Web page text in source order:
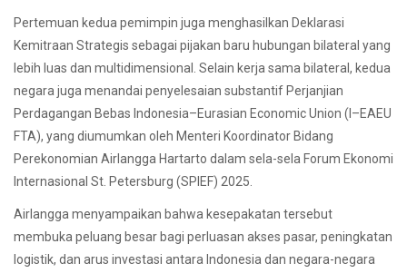
Pertemuan kedua pemimpin juga menghasilkan Deklarasi
Kemitraan Strategis sebagai pijakan baru hubungan bilateral yang
lebih luas dan multidimensional. Selain kerja sama bilateral, kedua
negara juga menandai penyelesaian substantif Perjanjian
Perdagangan Bebas Indonesia–Eurasian Economic Union (I–EAEU
FTA), yang diumumkan oleh Menteri Koordinator Bidang
Perekonomian Airlangga Hartarto dalam sela-sela Forum Ekonomi
Internasional St. Petersburg (SPIEF) 2025.
Airlangga menyampaikan bahwa kesepakatan tersebut
membuka peluang besar bagi perluasan akses pasar, peningkatan
logistik, dan arus investasi antara Indonesia dan negara-negara